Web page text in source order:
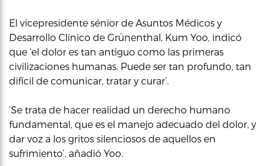
El vicepresidente sénior de Asuntos Médicos y
Desarrollo Clínico de Grünenthal, Kum Yoo, indicó
que ‘el dolor es tan antiguo como las primeras
civilizaciones humanas. Puede ser tan profundo, tan
difícil de comunicar, tratar y curar’.
‘Se trata de hacer realidad un derecho humano
fundamental, que es el manejo adecuado del dolor, y
dar voz a los gritos silenciosos de aquellos en
sufrimiento’, añadió Yoo.